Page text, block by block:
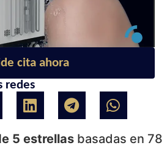
cita ahora
redes
5 estrellas basadas en 78